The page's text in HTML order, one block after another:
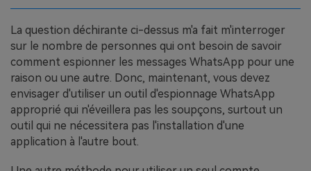
La question déchirante ci-dessus m'a fait m'interroger
sur le nombre de personnes qui ont besoin de savoir
comment espionner les messages WhatsApp pour une
raison ou une autre. Donc, maintenant, vous devez
envisager d'utiliser un outil d'espionnage WhatsApp
approprié qui n'éveillera pas les soupçons, surtout un
outil qui ne nécessitera pas l'installation d'une
application à l'autre bout.